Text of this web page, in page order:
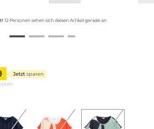
12 Personen sehen sich diesen Artikel gerade an
Jetzt sparen